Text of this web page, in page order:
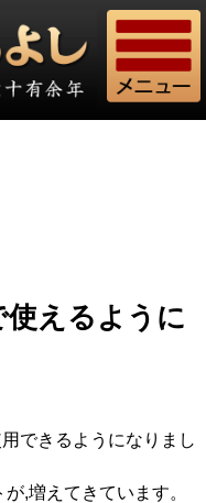
えるように
できるようになりまし
,増えてきています。